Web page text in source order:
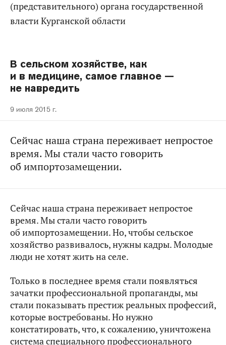
(представительного) органа государственной
власти Курганской области
В сельском хозяйстве, как
и в медицине, самое главное —
не навредить
9 июля 2015 г.
Сейчас наша страна переживает непростое
время. Мы стали часто говорить
об импортозамещении.
Сейчас наша страна переживает непростое
время. Мы стали часто говорить
об импортозамещении. Но, чтобы сельское
хозяйство развивалось, нужны кадры. Молодые
люди не хотят жить на селе.
Только в последнее время стали появляться
зачатки профессиональной пропаганды, мы
стали показывать престиж реальных профессий,
которые востребованы. Но нужно
констатировать, что, к сожалению, уничтожена
система специального профессионального